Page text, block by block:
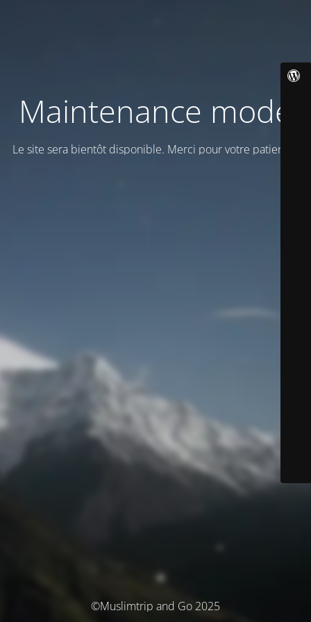
Maintenance mode
Le site sera bientôt disponible. Merci pour votre patience!
©Muslimtrip and Go 2025